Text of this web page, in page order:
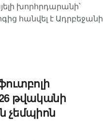
խորհրդարանի՝
հանվել է Ադրբեջանի
թվականի
չեմպիոն